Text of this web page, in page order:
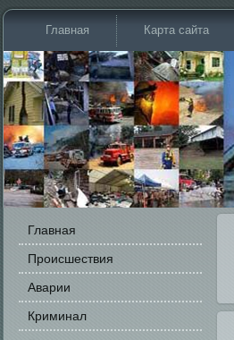
Главная Карта сайта
Главная
Происшестви­я
Аварии
Криминал